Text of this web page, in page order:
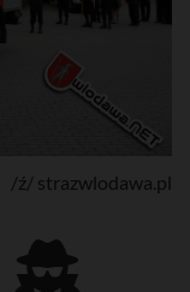
/ź/ strazwlodawa.pl